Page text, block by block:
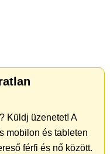
Küldj üzenetet! A
mobilon és tableten
férfi és nő között.